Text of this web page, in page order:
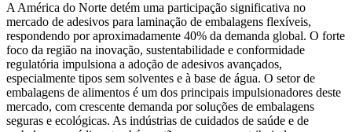
A América do Norte detém uma participação significativa no
mercado de adesivos para laminação de embalagens flexíveis,
respondendo por aproximadamente 40% da demanda global. O forte
foco da região na inovação, sustentabilidade e conformidade
regulatória impulsiona a adoção de adesivos avançados,
especialmente tipos sem solventes e à base de água. O setor de
embalagens de alimentos é um dos principais impulsionadores deste
mercado, com crescente demanda por soluções de embalagens
seguras e ecológicas. As indústrias de cuidados de saúde e de